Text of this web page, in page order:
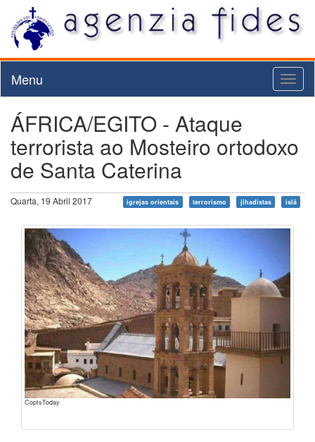
Menu
ÁFRICA/EGITO - Ataque
terrorista ao Mosteiro ortodoxo
de Santa Caterina
Quarta, 19 Abril 2017 igrejas orientais terrorismo jihadistas islã
CoptsToday